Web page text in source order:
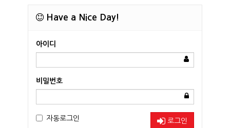
Have a Nice Day!
아이디
비밀번호
자동로그인 로그인